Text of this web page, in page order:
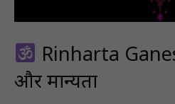
Rinharta
और मान्यता